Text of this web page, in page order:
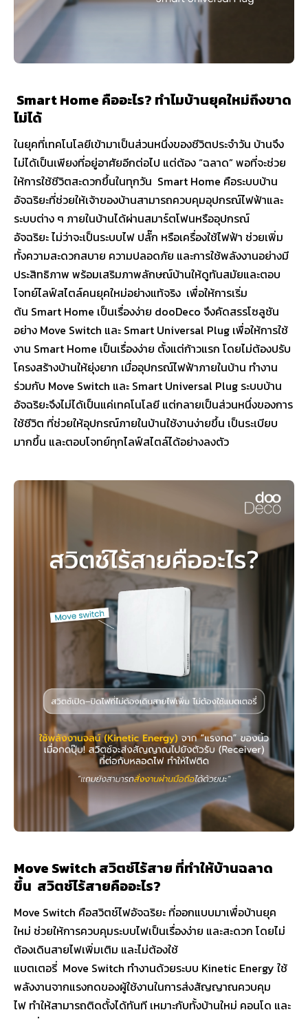
Smart Home คืออะไร? ทำไมบ้านยุคใหม่ถึงขาด
ไม่ได้
ในยุคที่เทคโนโลยีเข้ามาเป็นส่วนหนึ่งของชีวิตประจำวัน บ้านจึง
ไม่ได้เป็นเพียงที่อยู่อาศัยอีกต่อไป แต่ต้อง “ฉลาด” พอที่จะช่วย
ให้การใช้ชีวิตสะดวกขึ้นในทุกวัน Smart Home คือระบบบ้าน
อัจฉริยะที่ช่วยให้เจ้าของบ้านสามารถควบคุมอุปกรณ์ไฟฟ้าและ
ระบบต่าง ๆ ภายในบ้านได้ผ่านสมาร์ตโฟนหรืออุปกรณ์
อัจฉริยะ ไม่ว่าจะเป็นระบบไฟ ปลั๊ก หรือเครื่องใช้ไฟฟ้า ช่วยเพิ่ม
ทั้งความสะดวกสบาย ความปลอดภัย และการใช้พลังงานอย่างมี
ประสิทธิภาพ พร้อมเสริมภาพลักษณ์บ้านให้ดูทันสมัยและตอบ
โจทย์ไลฟ์สไตล์คนยุคใหม่อย่างแท้จริง เพื่อให้การเริ่ม
ต้น Smart Home เป็นเรื่องง่าย dooDeco จึงคัดสรรโซลูชัน
อย่าง Move Switch และ Smart Universal Plug เพื่อให้การใช้
งาน Smart Home เป็นเรื่องง่าย ตั้งแต่ก้าวแรก โดยไม่ต้องปรับ
โครงสร้างบ้านให้ยุ่งยาก เมื่ออุปกรณ์ไฟฟ้าภายในบ้าน ทำงาน
ร่วมกับ Move Switch และ Smart Universal Plug ระบบบ้าน
อัจฉริยะจึงไม่ได้เป็นแค่เทคโนโลยี แต่กลายเป็นส่วนหนึ่งของการ
ใช้ชีวิต ที่ช่วยให้อุปกรณ์ภายในบ้านใช้งานง่ายขึ้น เป็นระเบียบ
มากขึ้น และตอบโจทย์ทุกไลฟ์สไตล์ได้อย่างลงตัว
Move Switch สวิตช์ไร้สาย ที่ทำให้บ้านฉลาด
ขึ้น สวิตช์ไร้สายคืออะไร?
Move Switch คือสวิตช์ไฟอัจฉริยะ ที่ออกแบบมาเพื่อบ้านยุค
ใหม่ ช่วยให้การควบคุมระบบไฟเป็นเรื่องง่าย และสะดวก โดยไม่
ต้องเดินสายไฟเพิ่มเติม และไม่ต้องใช้
แบตเตอรี่ Move Switch ทำงานด้วยระบบ Kinetic Energy ใช้
พลังงานจากแรงกดของผู้ใช้งานในการส่งสัญญาณควบคุม
ไฟ ทำให้สามารถติดตั้งได้ทันที เหมาะกับทั้งบ้านใหม่ คอนโด และ